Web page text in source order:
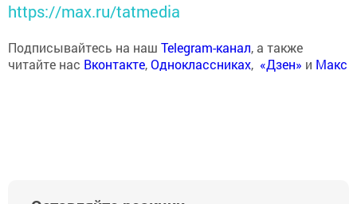
https://max.ru/tatmedia
Подписывайтесь на наш Telegram-канал, а также
читайте нас Вконтакте,Одноклассниках, «Дзен» и Макс